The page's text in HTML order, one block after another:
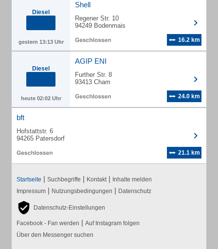
Diesel
gestern 13:13 Uhr
Shell
Regener Str. 10
94249 Bodenmais
16.2 km
Diesel
heute 02:02 Uhr
AGIP ENI
Further Str. 8
93413 Cham
24.0 km
bft
Hofstattstr. 6
94265 Patersdorf
21.1 km
Startseite | Suchbegriffe | Kontakt | Inhalte melden
Impressum | Nutzungsbedingungen | Datenschutz
Datenschutz-Einstellungen
Facebook - Fan werden | Auf Instagram folgen
Über den Messenger suchen